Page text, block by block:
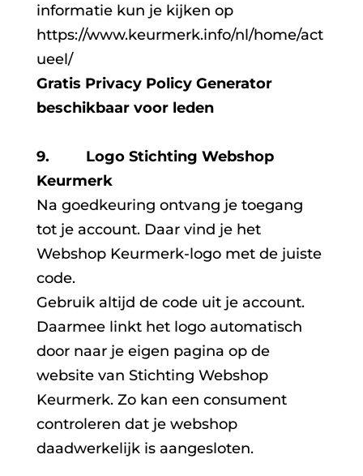
informatie kun je kijken op
https://www.keurmerk.info/nl/home/act
ueel/
Gratis Privacy Policy Generator
beschikbaar voor leden
9. Logo Stichting Webshop
Keurmerk
Na goedkeuring ontvang je toegang
tot je account. Daar vind je het
Webshop Keurmerk-logo met de juiste
code.
Gebruik altijd de code uit je account.
Daarmee linkt het logo automatisch
door naar je eigen pagina op de
website van Stichting Webshop
Keurmerk. Zo kan een consument
controleren dat je webshop
daadwerkelijk is aangesloten.